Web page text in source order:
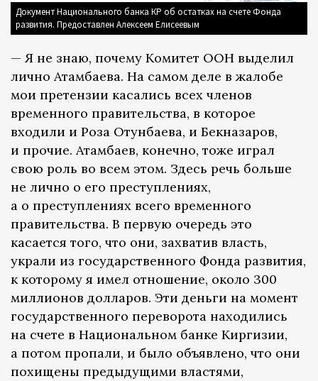
Документ Национального банка КР об остатках на счете Фонда
развития. Предоставлен Алексеем Елисеевым
— Я не знаю, почему Комитет ООН выделил
лично Атамбаева. На самом деле в жалобе
мои претензии касались всех членов
временного правительства, в которое
входили и Роза Отунбаева, и Бекназаров,
и прочие. Атамбаев, конечно, тоже играл
свою роль во всем этом. Здесь речь больше
не лично о его преступлениях,
а о преступлениях всего временного
правительства. В первую очередь это
касается того, что они, захватив власть,
украли из государственного Фонда развития,
к которому я имел отношение, около 300
миллионов долларов. Эти деньги на момент
государственного переворота находились
на счете в Национальном банке Киргизии,
а потом пропали, и было объявлено, что они
похищены предыдущими властями,